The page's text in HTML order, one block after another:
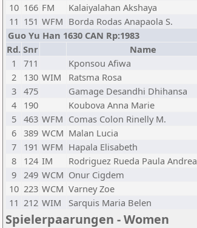
10 166 FM Kalaiyalahan Akshaya
11 151 WFM Borda Rodas Anapaola S.
Guo Yu Han 1630 CAN Rp:1983
Rd. Snr Name
1
711 Kponsou Afiwa
2
130 WIM Ratsma Rosa
3 475 Gamage Desandhi Dhihansa
4
190 Koubova Anna Marie
5 463 WFM Comas Colon Rinelly M.
6 389 WCM Malan Lucia
7
191 WFM Hapala Elisabeth
8
124 IM Rodriguez Rueda Paula Andrea
9 249 WCM Onur Cigdem
10 223 WCM Varney Zoe
11 212 WIM Sarquis Maria Belen
Spielerpaarungen - Women